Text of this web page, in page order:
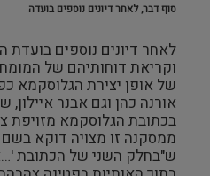
סוף דבר, לאחר דיונים נוספים בועדה
לאחר דיונים נוספים
וקריאת דוחותיהם של
של אופן יצירת הגלוסקמא
אורנה כהן וגם אבנר
בכתובת הגלוסקמא מזויפת
ממסקנה זו מצויה דוקא בשם
ש"בחלק השני של הכתובת